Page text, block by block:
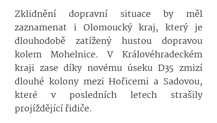
Zklidnění dopravní situace by měl
zaznamenat i Olomoucký kraj, který je
dlouhodobě zatížený hustou dopravou
kolem Mohelnice. V Královéhradeckém
kraji zase díky novému úseku D35 zmizí
dlouhé kolony mezi Hořicemi a Sadovou,
které v posledních letech strašily
projíždějící řidiče.